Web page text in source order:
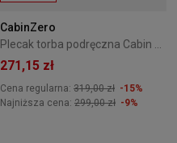
CabinZero
271,15 zł
Cena regularna: 319,00 zł -15%
Najniższa cena: 299,00 zł -9%